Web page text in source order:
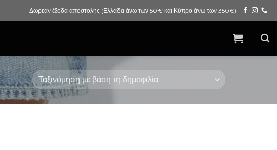
Δωρεάν έξοδα αποστολής (Ελλάδα άνω των 50€ και Κύπρο άνω των 350€)